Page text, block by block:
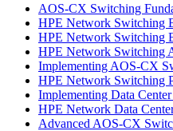
AOS-CX Switching
HPE Network Switching
HPE Network Switching
HPE Network Switching
Implementing AOS-CX
HPE Network Switching
Implementing Data
HPE Network Data
Advanced AOS-CX